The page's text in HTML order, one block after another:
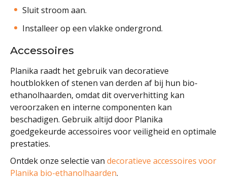
Sluit stroom aan.
Installeer op een vlakke ondergrond.
Accessoires
Planika raadt het gebruik van decoratieve
houtblokken of stenen van derden af bij hun bio-
ethanolhaarden, omdat dit oververhitting kan
veroorzaken en interne componenten kan
beschadigen. Gebruik altijd door Planika
goedgekeurde accessoires voor veiligheid en optimale
prestaties.
Ontdek onze selectie van decoratieve accessoires voor
Planika bio-ethanolhaarden.